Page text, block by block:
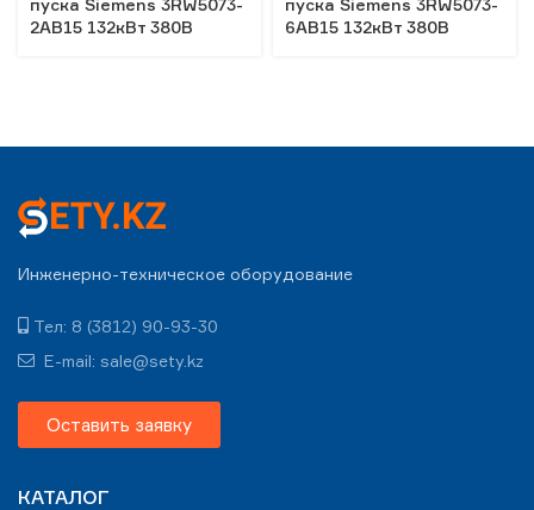
пуска Siemens 3RW5073-
2AB15 132кВт 380В
пуска Siemens 3RW5073-
6AB15 132кВт 380В
Инженерно-техническое оборудование
Тел: 8 (3812) 90-93-30
E-mail: sale@sety.kz
Оставить заявку
КАТАЛОГ